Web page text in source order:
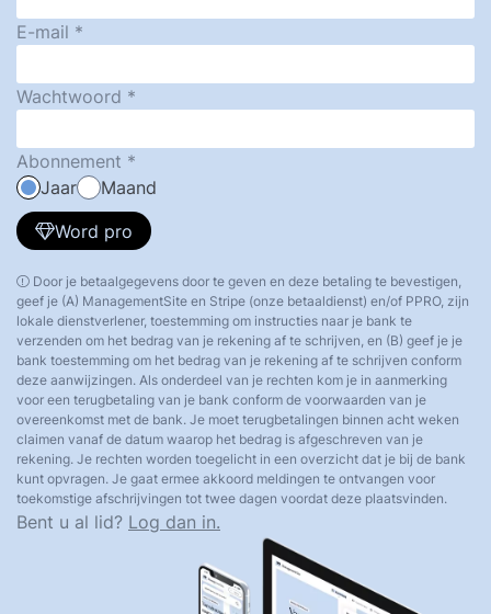
E-mail
Wachtwoord
Abonnement
Jaar
Maand
Word pro
Door je betaalgegevens door te geven en deze betaling te bevestigen,
geef je (A) ManagementSite en Stripe (onze betaaldienst) en/of PPRO, zijn
lokale dienstverlener, toestemming om instructies naar je bank te
verzenden om het bedrag van je rekening af te schrijven, en (B) geef je je
bank toestemming om het bedrag van je rekening af te schrijven conform
deze aanwijzingen. Als onderdeel van je rechten kom je in aanmerking
voor een terugbetaling van je bank conform de voorwaarden van je
overeenkomst met de bank. Je moet terugbetalingen binnen acht weken
claimen vanaf de datum waarop het bedrag is afgeschreven van je
rekening. Je rechten worden toegelicht in een overzicht dat je bij de bank
kunt opvragen. Je gaat ermee akkoord meldingen te ontvangen voor
toekomstige afschrijvingen tot twee dagen voordat deze plaatsvinden.
Bent u al lid? Log dan in.